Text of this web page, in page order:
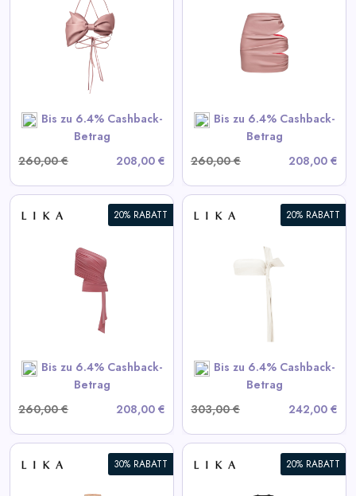
Categories
Bis zu 6.4% Cashback-
Betrag
260,00 €
208,00 €
Bis zu 6.4% Cashback-
Betrag
260,00 €
208,00 €
Drapierte Pink-Minirock
View All LIKA Deals
20% RABATT
Bis zu 6.4% Cashback-
Betrag
260,00 €
208,00 €
20% RABATT
Bis zu 6.4% Cashback-
Betrag
303,00 €
242,00 €
Weißes Lederoberteil
View All LIKA Deals
30% RABATT 20% RABATT